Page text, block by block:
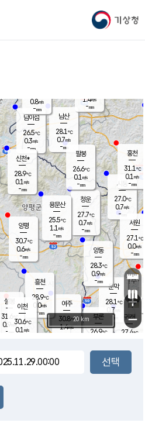
기상청
문막
28.1℃
0.7m/s
mm
남이섬
26.5℃
0.3m/s
-mm
부론
26.9℃
남산
28.1℃
0.7m/s
-mm
청운
27.7℃
0.7m/s
-mm
팔봉
26.6℃
0.1 m/s
-mm
여주
30.8℃
1.4m/s
양동
28.3℃
0.9m/s
-mm
장호원
0.8m/s
-mm
신천*
28.9℃
0.1 m/s
-mm
흥천
28.9℃
0.0m/s
-mm
설봉
31.6
0.9 m/s
- mm
시동
27.0℃
0.7m/s
- mm
귀래
27.4℃
서원
27.1℃
0.0m/s
-mm
용문산
25.5℃
1.1 m/s
-mm
홍천
31.1℃
0.1 m/s
-mm
이천
30.6℃
0.1 m/s
양평
30.7℃
0.6m/s
-mm
1.4m/s
-mm
+
−
20 km